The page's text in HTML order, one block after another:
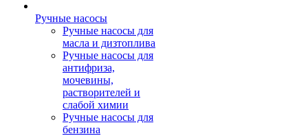
Ручные насосы
Ручные насосы для
масла и дизтоплива
Ручные насосы для
антифриза,
мочевины,
растворителей и
слабой химии
Ручные насосы для
бензина